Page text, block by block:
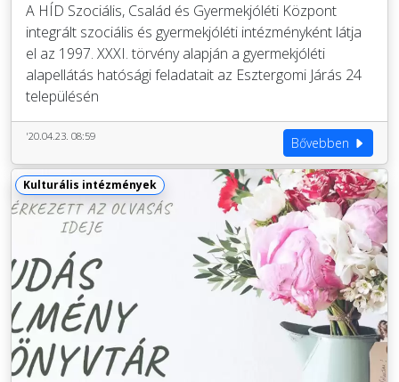
A HÍD Szociális, Család és Gyermekjóléti Központ
integrált szociális és gyermekjóléti intézményként látja
el az 1997. XXXI. törvény alapján a gyermekjóléti
alapellátás hatósági feladatait az Esztergomi Járás 24
településén
'20.04.23. 08:59 Bővebben
Kulturális intézmények